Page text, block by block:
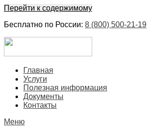
Перейти к содержимому
Бесплатно по России: 8 (800) 500-21-19
БыстроГлавная
Услуги
Полезная информация
Документы
Контакты
Меню